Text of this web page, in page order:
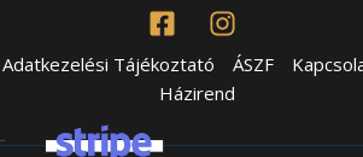
Adatkezelési Tájékoztató ÁSZF
Házirend